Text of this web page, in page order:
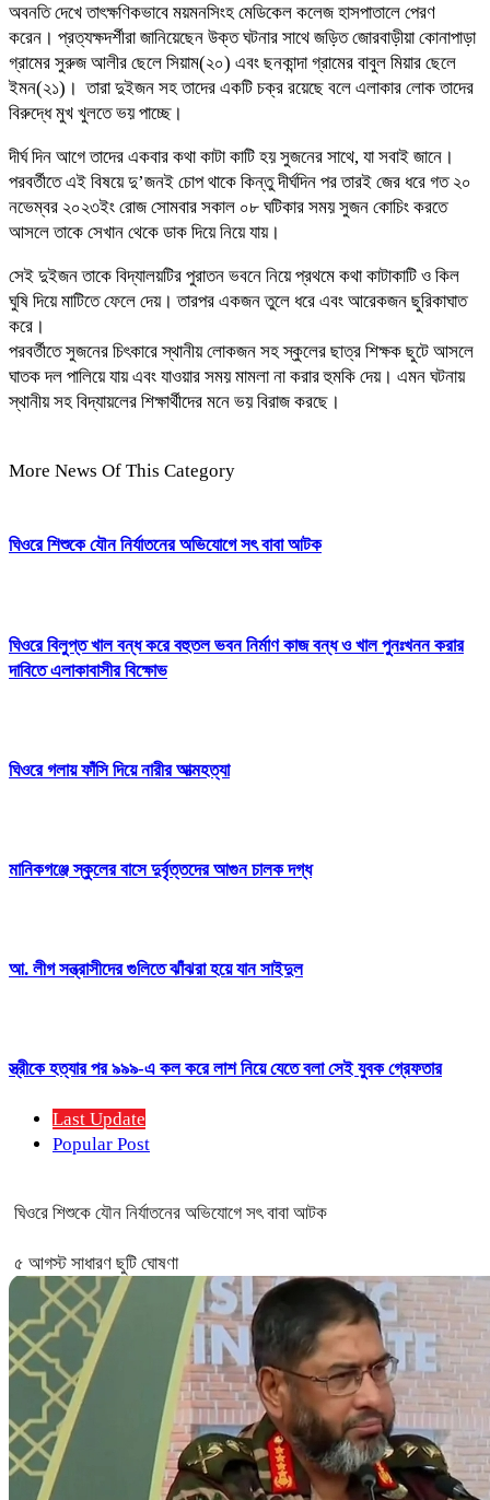
অবনতি দেখে তাৎক্ষণিকভাবে ময়মনসিংহ মেডিকেল কলেজ হাসপাতালে পেরণ
করেন। প্রত্যক্ষদর্শীরা জানিয়েছেন উক্ত ঘটনার সাথে জড়িত জোরবাড়ীয়া কোনাপাড়া
গ্রামের সুরুজ আলীর ছেলে সিয়াম(২০) এবং ছনকান্দা গ্রামের বাবুল মিয়ার ছেলে
ইমন(২১)। তারা দুইজন সহ তাদের একটি চক্র রয়েছে বলে এলাকার লোক তাদের
বিরুদ্ধে মুখ খুলতে ভয় পাচ্ছে।
দীর্ঘ দিন আগে তাদের একবার কথা কাটা কাটি হয় সুজনের সাথে, যা সবাই জানে।
পরবর্তীতে এই বিষয়ে দু’জনই চোপ থাকে কিন্তু দীর্ঘদিন পর তারই জের ধরে গত ২০
নভেম্বর ২০২৩ইং রোজ সোমবার সকাল ০৮ ঘটিকার সময় সুজন কোচিং করতে
আসলে তাকে সেখান থেকে ডাক দিয়ে নিয়ে যায়।
সেই দুইজন তাকে বিদ্যালয়টির পুরাতন ভবনে নিয়ে প্রথমে কথা কাটাকাটি ও কিল
ঘুষি দিয়ে মাটিতে ফেলে দেয়। তারপর একজন তুলে ধরে এবং আরেকজন ছুরিকাঘাত
করে।
পরবর্তীতে সুজনের চিৎকারে স্থানীয় লোকজন সহ স্কুলের ছাত্র শিক্ষক ছুটে আসলে
ঘাতক দল পালিয়ে যায় এবং যাওয়ার সময় মামলা না করার হুমকি দেয়। এমন ঘটনায়
স্থানীয় সহ বিদ্যায়লের শিক্ষার্থীদের মনে ভয় বিরাজ করছে।
More News Of This Category
ঘিওরে শিশুকে যৌন নির্যাতনের অভিযোগে সৎ বাবা আটক
ঘিওরে বিলুপ্ত খাল বন্ধ করে বহুতল ভবন নির্মাণ কাজ বন্ধ ও খাল পুনঃখনন করার
দাবিতে এলাকাবাসীর বিক্ষোভ
ঘিওরে গলায় ফাঁসি দিয়ে নারীর আত্মহত্যা
মানিকগঞ্জে স্কুলের বাসে দুর্বৃত্তদের আগুন চালক দগ্ধ
আ. লীগ সন্ত্রাসীদের গুলিতে ঝাঁঝরা হয়ে যান সাইদুল
স্ত্রীকে হত্যার পর ৯৯৯-এ কল করে লাশ নিয়ে যেতে বলা সেই যুবক গ্রেফতার
Last Update
Popular Post
ঘিওরে শিশুকে যৌন নির্যাতনের অভিযোগে সৎ বাবা আটক
৫ আগস্ট সাধারণ ছুটি ঘোষণা